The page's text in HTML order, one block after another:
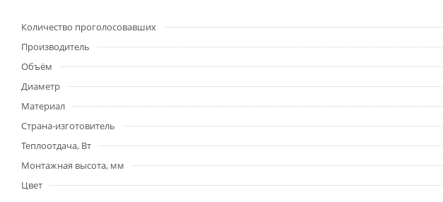
Количество проголосовавших
Производитель
Объём
Диаметр
Материал
Страна-изготовитель
Теплоотдача, Вт
Монтажная высота, мм
Цвет